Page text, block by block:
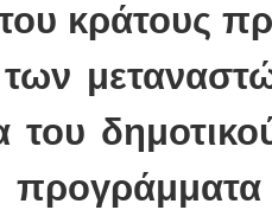
κράτους
του